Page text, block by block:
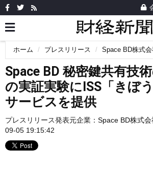
ホーム プレスリリース Space BD株式会
Space BD 秘密鍵共有技
の実証実験にISS「きぼ
サービスを提供
プレスリリース発表元企業： Space BD株式会
09-05 19:15:42